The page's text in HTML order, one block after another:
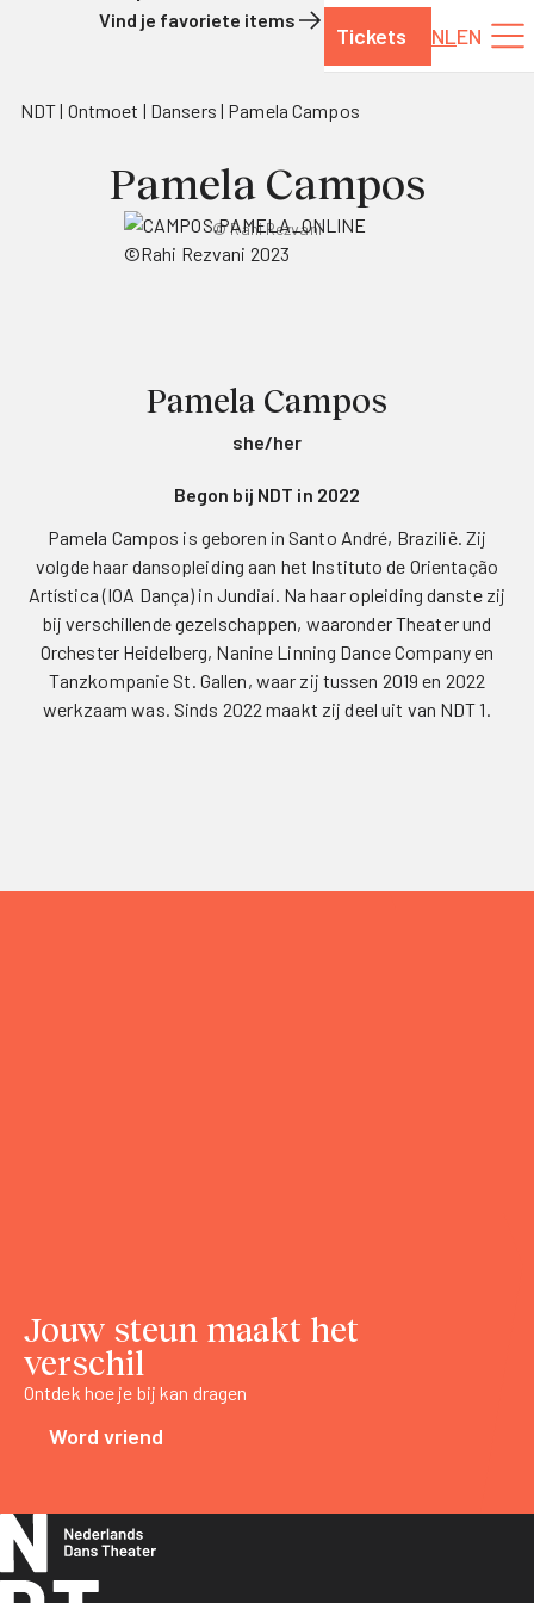
Tickets NLEN
Vind je favoriete items
NDT Ontmoet Dansers Pamela Campos
Pamela Campos
© Rahi Rezvani
Pamela Campos
she/her
Begon bij NDT in 2022
Pamela Campos is geboren in Santo André, Brazilië. Zij
volgde haar dansopleiding aan het Instituto de Orientação
Artística (IOA Dança) in Jundiaí. Na haar opleiding danste zij
bij verschillende gezelschappen, waaronder Theater und
Orchester Heidelberg, Nanine Linning Dance Company en
Tanzkompanie St. Gallen, waar zij tussen 2019 en 2022
werkzaam was. Sinds 2022 maakt zij deel uit van NDT 1.
Jouw steun maakt het
verschil
Ontdek hoe je bij kan dragen
Word vriend